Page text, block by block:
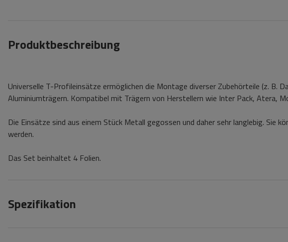
Produktbeschreibung
Universelle T-Profileinsätze ermöglichen die Montage diverser Zubehörteile (z. B.
Aluminiumträgern. Kompatibel mit Trägern von Herstellern wie Inter Pack, Atera,
Die Einsätze sind aus einem Stück Metall gegossen und daher sehr langlebig. Sie
werden.
Das Set beinhaltet 4 Folien.
Spezifikation